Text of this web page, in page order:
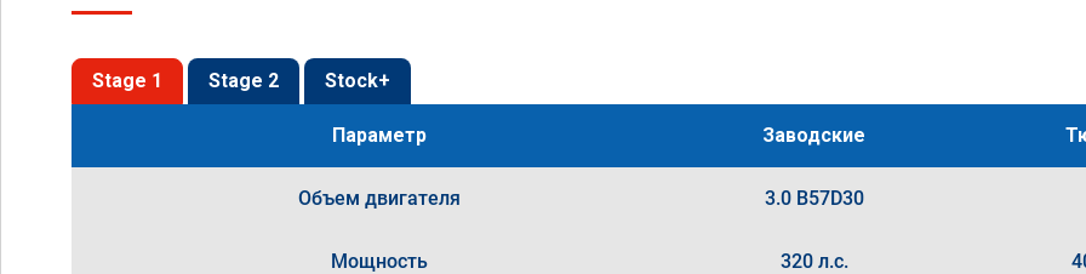
Stage 1 Stage 2 Stock+
Параметр Заводские
Объем двигателя 3.0 B57D30
Мощность 320 л.с.